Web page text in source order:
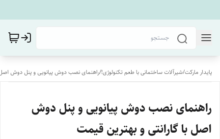
پایدار مارکت/شیرآلات ساختمانی با طعم تکنولوژی!/راهنمای نصب دوش پیانویی و پنل دوش اصل
راهنمای نصب دوش پیانویی و پنل دوش
اصل با گارانتی و بهترین قیمت